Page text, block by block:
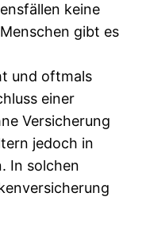
keine
gibt es
und oftmals
einer
Versicherung
jedoch in
In solchen